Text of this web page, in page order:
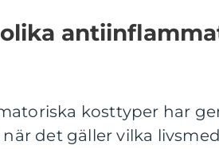
kosttyper har
det gäller vilka